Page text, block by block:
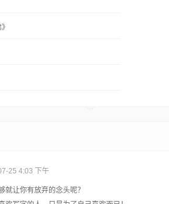
25 4:03 下午
让你有放弃的念头呢？